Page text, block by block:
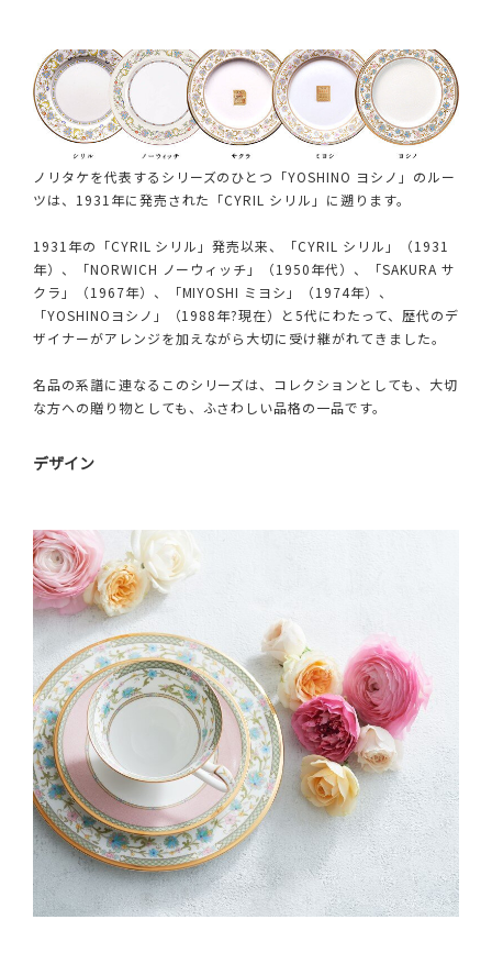
ノリタケを代表するシリーズのひとつ「YOSHINO ヨシノ」のルー
ツは、1931年に発売された「CYRIL シリル」に遡ります。
1931年の「CYRIL シリル」発売以来、「CYRIL シリル」（1931
年）、「NORWICH ノーウィッチ」（1950年代）、「SAKURA サ
クラ」（1967年）、「MIYOSHI ミヨシ」（1974年）、
「YOSHINOヨシノ」（1988年?現在）と5代にわたって、歴代のデ
ザイナーがアレンジを加えながら大切に受け継がれてきました。
名品の系譜に連なるこのシリーズは、コレクションとしても、大切
な方への贈り物としても、ふさわしい品格の一品です。
デザイン